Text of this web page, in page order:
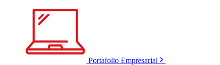
Portafolio Empresarial